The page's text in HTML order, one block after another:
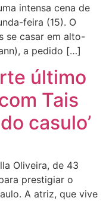
intensa cena de
feira (15). O
se casar em alto-
a pedido […]
último
Tais
casulo’
Oliveira, de 43
prestigiar o
A atriz, que vive